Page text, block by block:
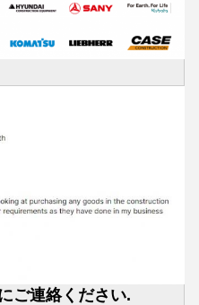
ご連絡ください.